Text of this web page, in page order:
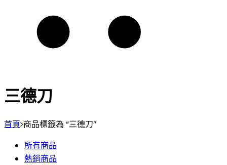
三德刀
首頁 商品標籤為 “三德刀”
所有商品
熱銷商品